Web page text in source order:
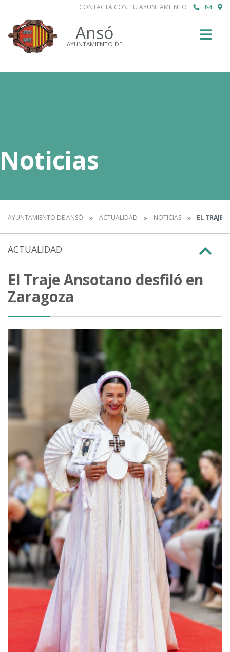
CONTACTA CON TU AYUNTAMIENTO
Ansó
AYUNTAMIENTO DE
Noticias
AYUNTAMIENTO DE ANSÓ ACTUALIDAD NOTICIAS EL TRAJE
ACTUALIDAD
El Traje Ansotano desfiló en
Zaragoza